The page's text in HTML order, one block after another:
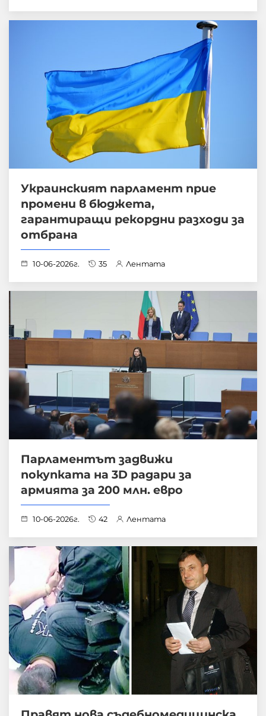
Украинският парламент прие
промени в бюджета,
гарантиращи рекордни разходи за
отбрана
10-06-2026г. 35 Лентата
Парламентът задвижи
покупката на 3D радари за
армията за 200 млн. евро
10-06-2026г. 42 Лентата